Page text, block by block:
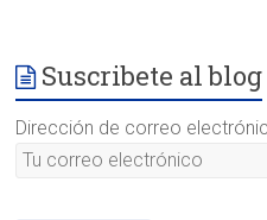
Suscribete al blog
Dirección de correo